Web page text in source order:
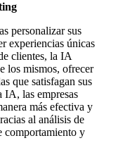
personalizar sus
experiencias únicas
clientes, la IA
los mismos, ofrecer
que satisfagan sus
IA, las empresas
más efectiva y
al análisis de
comportamiento y